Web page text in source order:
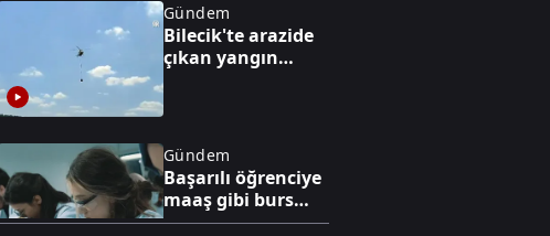
Gündem
Bilecik'te arazide
çıkan yangın
Gündem
Başarılı öğrenciye
maaş gibi burs
desteği